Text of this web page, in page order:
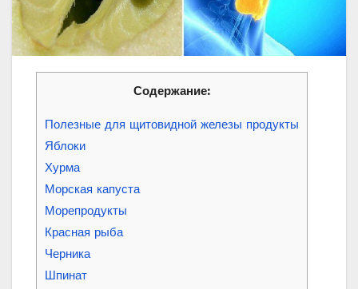
Содержание:
Полезные для щитовидной железы продукты
Яблоки
Хурма
Морская капуста
Морепродукты
Красная рыба
Черника
Шпинат